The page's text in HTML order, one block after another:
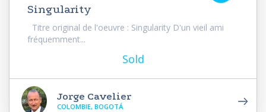
Singularity
Titre original de l'oeuvre : Singularity D'un vieil ami
fréquemment...
Sold
Jorge Cavelier
COLOMBIE, BOGOTÁ